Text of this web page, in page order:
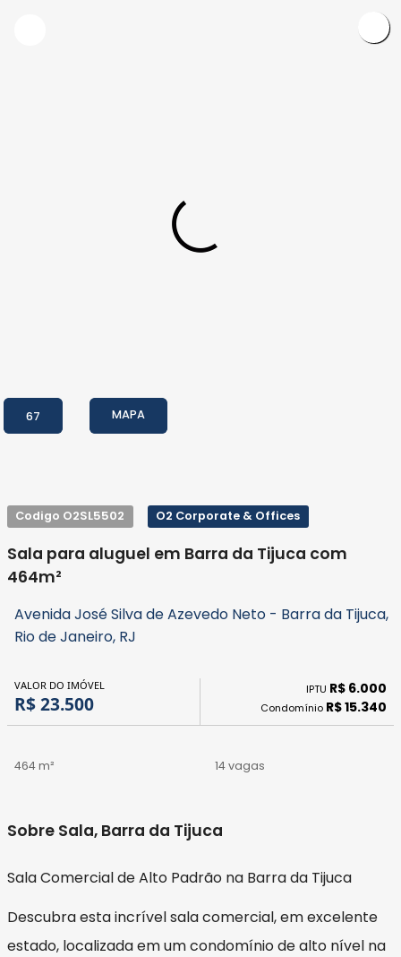
67 MAPA
Codigo O2SL5502 O2 Corporate & Offices
Sala para aluguel em Barra da Tijuca com
464m²
Avenida José Silva de Azevedo Neto - Barra da Tijuca,
Rio de Janeiro, RJ
VALOR DO IMÓVEL
R$ 23.500
IPTU R$ 6.000
Condomínio R$ 15.340
464 m² 14 vagas
Sobre Sala, Barra da Tijuca
Sala Comercial de Alto Padrão na Barra da Tijuca
Descubra esta incrível sala comercial, em excelente
estado, localizada em um condomínio de alto nível na